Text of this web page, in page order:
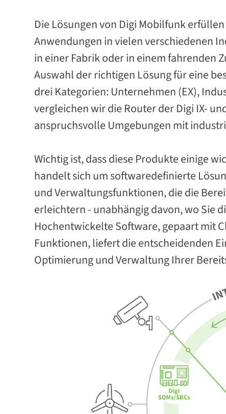
Die Lösungen von Digi Mobilfunk
Anwendungen in vielen verschiedenen
in einer Fabrik oder in einem fahrenden
Auswahl der richtigen Lösung für eine
drei Kategorien: Unternehmen (EX),
vergleichen wir die Router der Digi IX-
anspruchsvolle Umgebungen mit
Wichtig ist, dass diese Produkte einige
handelt sich um softwaredefinierte
und Verwaltungsfunktionen, die die
erleichtern - unabhängig davon, wo Sie
Hochentwickelte Software, gepaart mit
Funktionen, liefert die entscheidenden
Optimierung und Verwaltung Ihrer